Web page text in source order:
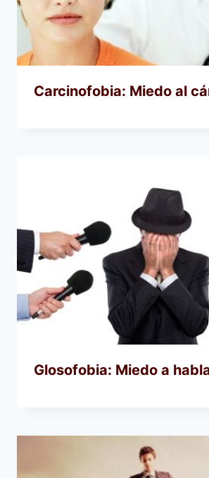
Carcinofobia: Miedo al
Glosofobia: Miedo a